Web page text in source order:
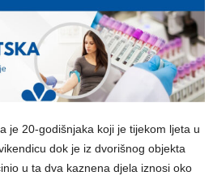
je 20-godišnjaka koji je tijekom ljeta u
dok je iz dvorišnog objekta
u ta dva kaznena djela iznosi oko